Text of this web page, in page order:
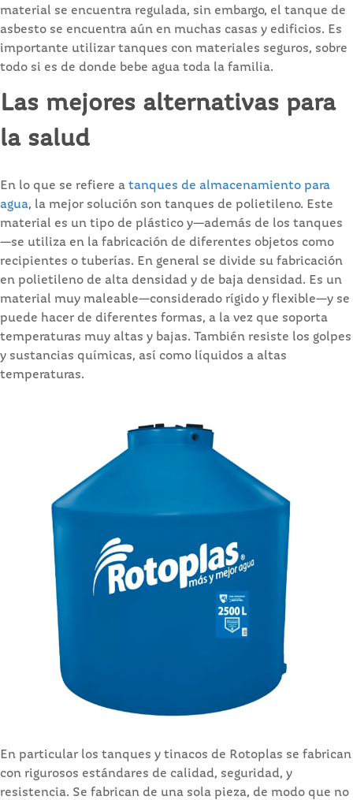
material se encuentra regulada, sin embargo, el tanque de
asbesto se encuentra aún en muchas casas y edificios. Es
importante utilizar tanques con materiales seguros, sobre
todo si es de donde bebe agua toda la familia.
Las mejores alternativas para
la salud
En lo que se refiere a tanques de almacenamiento para
agua, la mejor solución son tanques de polietileno. Este
material es un tipo de plástico y—además de los tanques
—se utiliza en la fabricación de diferentes objetos como
recipientes o tuberías. En general se divide su fabricación
en polietileno de alta densidad y de baja densidad. Es un
material muy maleable—considerado rígido y flexible—y se
puede hacer de diferentes formas, a la vez que soporta
temperaturas muy altas y bajas. También resiste los golpes
y sustancias químicas, así como líquidos a altas
temperaturas.
En particular los tanques y tinacos de Rotoplas se fabrican
con rigurosos estándares de calidad, seguridad, y
resistencia. Se fabrican de una sola pieza, de modo que no